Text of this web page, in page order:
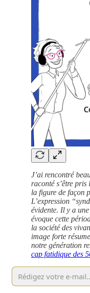
J’ai rencontré
raconté s’être
la figure de façon
L’expression
évidente. Il y a
évoque cette
la société des
image forte
notre génération
cap fatidique des